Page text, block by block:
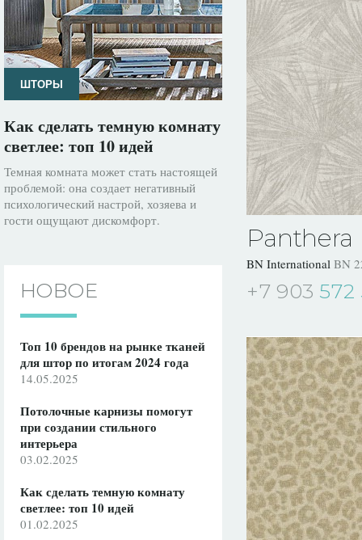
ШТОРЫ
Как сделать темную комнату
светлее: топ 10 идей
Темная комната может стать настоящей
проблемой: она создает негативный
психологический настрой, хозяева и
гости ощущают дискомфорт.
НОВОЕ
Топ 10 брендов на рынке тканей
для штор по итогам 2024 года
14.05.2025
Потолочные карнизы помогут
при создании стильного
интерьера
03.02.2025
Как сделать темную комнату
светлее: топ 10 идей
01.02.2025
Panthera
BN International BN
+7 903 572